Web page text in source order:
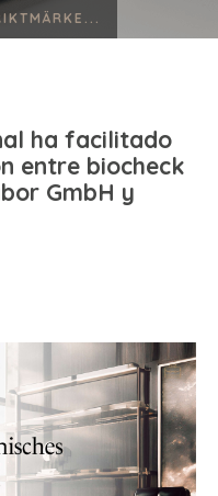
ha facilitado
entre biocheck
GmbH y